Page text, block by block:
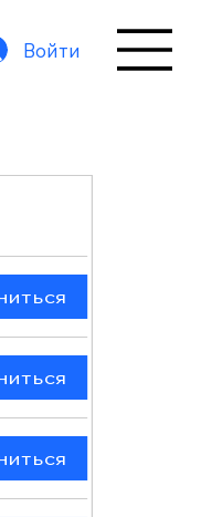
Войти